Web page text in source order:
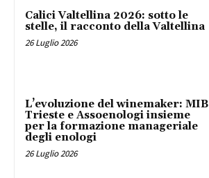
Calici Valtellina 2026: sotto le
stelle, il racconto della Valtellina
26 Luglio 2026
L’evoluzione del winemaker: MIB
Trieste e Assoenologi insieme
per la formazione manageriale
degli enologi
26 Luglio 2026